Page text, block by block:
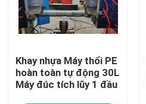
Sản phẩm
Máy ép đùn
Khay nhựa Máy thổi PE
hoàn toàn tự động 30L
Máy đúc tích lũy 1 đầu